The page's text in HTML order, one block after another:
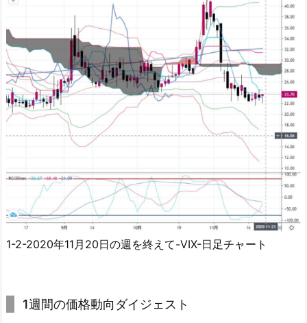
1-2-2020年11月20日の週を終えて-VIX-日足チャート
1週間の価格動向ダイジェスト